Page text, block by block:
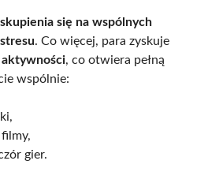
skupienia się na wspólnych
. Co więcej, para zyskuje
aktywności, co otwiera pełną
wspólnie:
gier.